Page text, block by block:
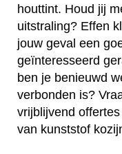
houttint. Houd jij
uitstraling? Effen
jouw geval een
geïnteresseerd
ben je benieuwd
verbonden is?
vrijblijvend
van kunststof